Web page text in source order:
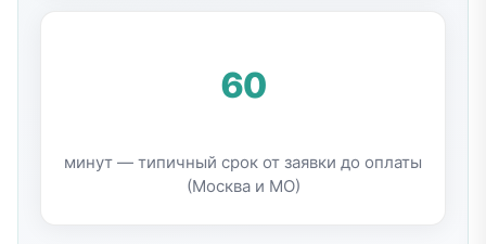
60
минут — типичный срок от заявки до оплаты
(Москва и МО)